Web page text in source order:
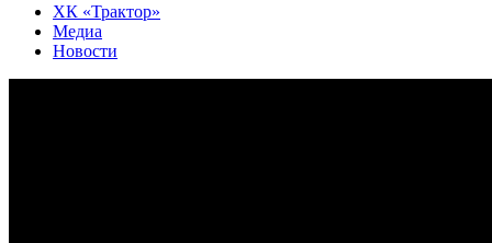
ХК «Трактор»
Медиа
Новости